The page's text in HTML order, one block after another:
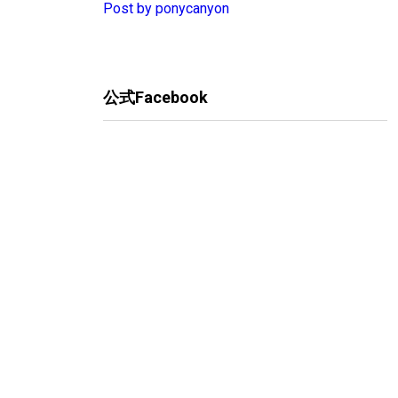
Post by ponycanyon
公式Facebook